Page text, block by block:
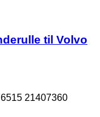
til Volvo
21407360